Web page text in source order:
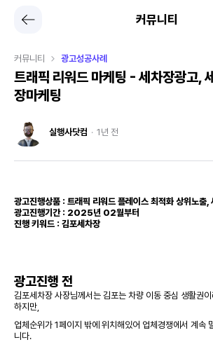
커뮤니티
커뮤니티 광고성공사례
트래픽 리워드 마케팅 - 세차장광고,
장마케팅
실행사닷컴 · 1년 전
광고진행상품 : 트래픽 리워드 플레이스 최적화 상위노출,
광고진행기간 : 2025년 02월부터
진행 키워드 : 김포세차장
광고진행 전
김포세차장 사장님께서는 김포는 차량 이동 중심 생활권
하지만,
업체순위가 1페이지 밖에 위치해있어 업체경쟁에서 계속
니다.